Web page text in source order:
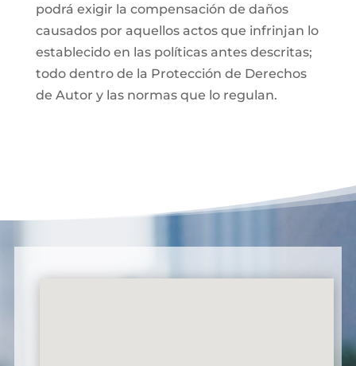
podrá exigir la compensación de daños
causados por aquellos actos que infrinjan lo
establecido en las políticas antes descritas;
todo dentro de la Protección de Derechos
de Autor y las normas que lo regulan.